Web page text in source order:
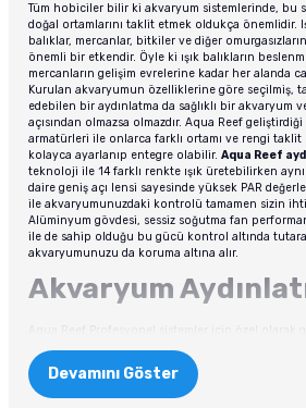
Tüm hobiciler bilir ki akvaryum sistemlerinde, bu
doğal ortamlarını taklit etmek oldukça önemlidir.
balıklar, mercanlar, bitkiler ve diğer
önemli bir etkendir. Öyle ki ışık balıkların
mercanların gelişim evrelerine kadar her alanda
Kurulan akvaryumun özelliklerine göre seçilmiş,
edebilen bir aydınlatma da sağlıklı bir akvaryum
açısından olmazsa olmazdır. Aqua Reef
armatürleri ile onlarca farklı ortamı ve rengi taklit
kolayca ayarlanıp entegre olabilir. Aqua Reef
teknoloji ile 14 farklı renkte ışık üretebilirken aynı
daire geniş açı lensi sayesinde yüksek PAR
ile akvaryumunuzdaki kontrolü tamamen sizin
Alüminyum gövdesi, sessiz soğutma fan
ile de sahip olduğu bu gücü kontrol altında
akvaryumunuzu da koruma altına alır.
Akvaryum
edilebilir yazılımlar da düzenlemektedir. Farklı
yanı sıra doğanın tüm renklerinin ayarlanabildiği
tanka uyumlu şekilde geliştirilir. Tüm bunların
Devamını Göster